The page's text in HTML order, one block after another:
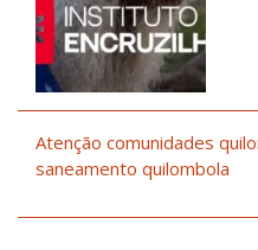
Atenção comunidades
saneamento quilombola